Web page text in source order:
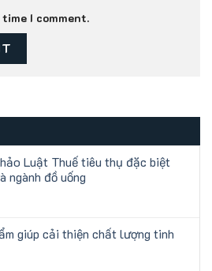
I comment.
Luật Thuế tiêu thụ đặc biệt
ngành đồ uống
giúp cải thiện chất lượng tinh